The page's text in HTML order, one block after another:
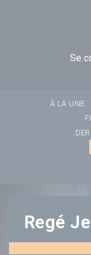
Se
À LA UNE
Regé
Panneau de